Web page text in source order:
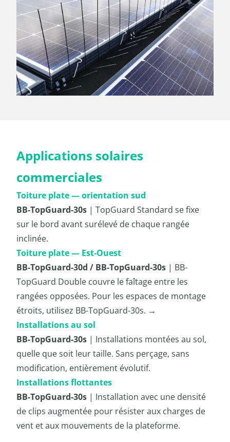
Applications solaires
commerciales
Toiture plate — orientation sud
BB-TopGuard-30s | TopGuard Standard se fixe
sur le bord avant surélevé de chaque rangée
inclinée.
Toiture plate — Est-Ouest
BB-TopGuard-30d / BB-TopGuard-30s | BB-
TopGuard Double couvre le faîtage entre les
rangées opposées. Pour les espaces de montage
étroits, utilisez BB-TopGuard-30s. →
Installations au sol
BB-TopGuard-30s | Installations montées au sol,
quelle que soit leur taille. Sans perçage, sans
modification, entièrement évolutif.
Installations flottantes
BB-TopGuard-30s | Installation avec une densité
de clips augmentée pour résister aux charges de
vent et aux mouvements de la plateforme.